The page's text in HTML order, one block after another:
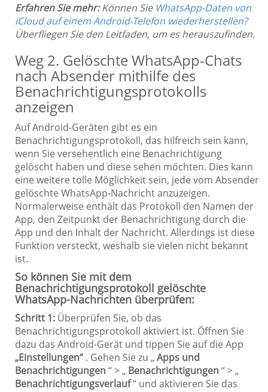
Erfahren Sie mehr:Können Sie WhatsApp-Daten von
iCloud auf einem Android-Telefon wiederherstellen?
Überfliegen Sie den Leitfaden, um es herauszufinden.
Weg 2. Gelöschte WhatsApp-Chats
nach Absender mithilfe des
Benachrichtigungsprotokolls
anzeigen
Auf Android-Geräten gibt es ein
Benachrichtigungsprotokoll, das hilfreich sein kann,
wenn Sie versehentlich eine Benachrichtigung
gelöscht haben und diese sehen möchten. Dies kann
eine weitere tolle Möglichkeit sein, jede vom Absender
gelöschte WhatsApp-Nachricht anzuzeigen.
Normalerweise enthält das Protokoll den Namen der
App, den Zeitpunkt der Benachrichtigung durch die
App und den Inhalt der Nachricht. Allerdings ist diese
Funktion versteckt, weshalb sie vielen nicht bekannt
ist.
So können Sie mit dem
Benachrichtigungsprotokoll gelöschte
WhatsApp-Nachrichten überprüfen:
Schritt 1: Überprüfen Sie, ob das
Benachrichtigungsprotokoll aktiviert ist. Öffnen Sie
dazu das Android-Gerät und tippen Sie auf die App
„Einstellungen“ . Gehen Sie zu „Apps und
Benachrichtigungen“ > „ Benachrichtigungen“ > „
Benachrichtigungsverlauf“ und aktivieren Sie das